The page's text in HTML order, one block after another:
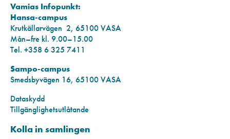
Vamias Infopunkt:
Hansa-campus
Krutkällarvägen 2, 65100 VASA
Mån–fre kl. 9.00–15.00
Tel. +358 6 325 7411
Sampo-campus
Smedsbyvägen 16, 65100 VASA
Dataskydd
Tillgänglighetsutlåtande
Kolla in samlingen